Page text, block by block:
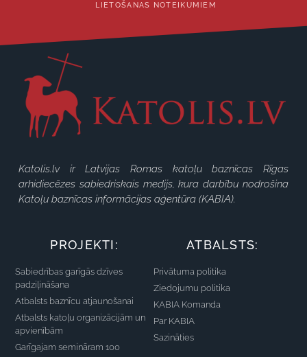
LIETOŠANAS NOTEIKUMIEM
Katolis.lv ir Latvijas Romas katoļu baznīcas Rīgas
arhidiecēzes sabiedriskais medijs, kura darbību nodrošina
Katoļu baznīcas informācijas aģentūra (KABIA).
PROJEKTI:
Sabiedrības garīgās dzīves
padziļināšana
Atbalsts baznīcu atjaunošanai
Atbalsts katoļu organizācijām un
apvienībām
Garīgajam semināram 100
ATBALSTS:
Privātuma politika
Ziedojumu politika
KABIA Komanda
Par KABIA
Sazināties